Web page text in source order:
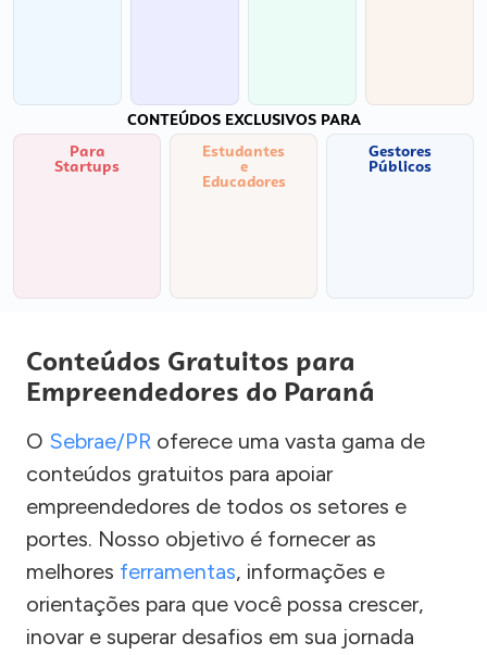
CONTEÚDOS EXCLUSIVOS PARA
Para
Startups
Estudantes
e
Educadores
Gestores
Públicos
Conteúdos Gratuitos para
Empreendedores do Paraná
O Sebrae/PR oferece uma vasta gama de
conteúdos gratuitos para apoiar
empreendedores de todos os setores e
portes. Nosso objetivo é fornecer as
melhores ferramentas, informações e
orientações para que você possa crescer,
inovar e superar desafios em sua jornada